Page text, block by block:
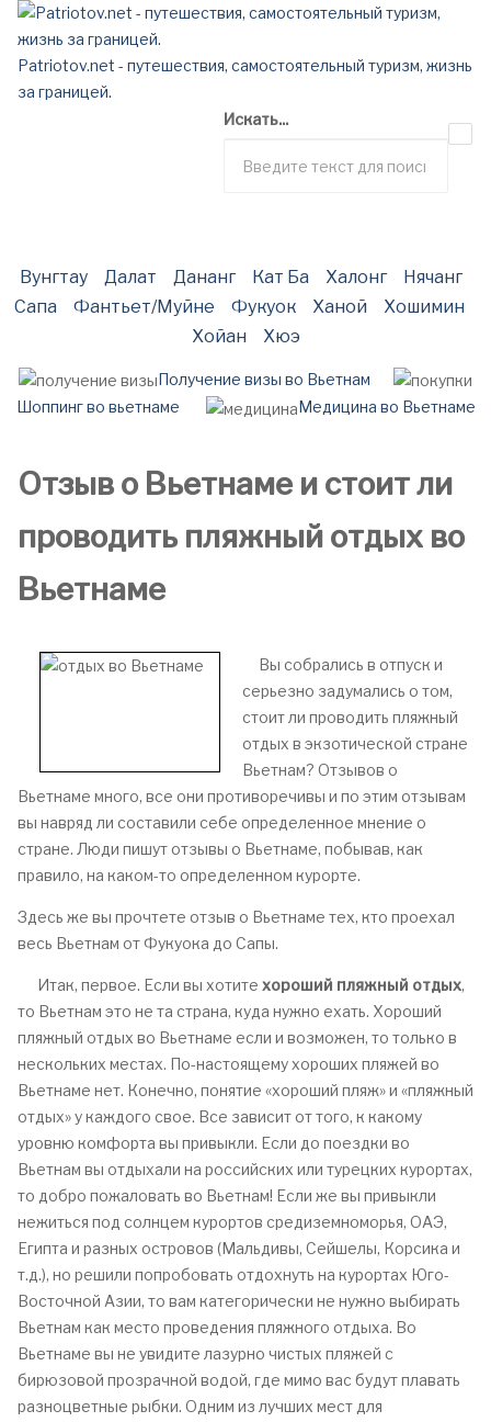
Patriotov.net - путешествия, самостоятельный туризм, жизнь
за границей.
Искать...
Вунгтау Далат Дананг Кат Ба Халонг
Нячанг
Сапа
Фантьет/Муйне Фукуок Ханой
Хошимин
Хойан
Хюэ
Получение визы во Вьетнам
Шоппинг во вьетнаме
Медицина во Вьетнаме
Отзыв о Вьетнаме и стоит ли
проводить пляжный отдых во
Вьетнаме
Вы собрались в отпуск и
серьезно задумались о том,
стоит ли проводить пляжный
отдых в экзотической стране
Вьетнам? Отзывов о
Вьетнаме много, все они противоречивы и по этим отзывам
вы навряд ли составили себе определенное мнение о
стране. Люди пишут отзывы о Вьетнаме, побывав, как
правило, на каком-то определенном курорте.
Здесь же вы прочтете отзыв о Вьетнаме тех, кто проехал
весь Вьетнам от Фукуока до Сапы.
Итак, первое. Если вы хотите хороший пляжный отдых,
то Вьетнам это не та страна, куда нужно ехать. Хороший
пляжный отдых во Вьетнаме если и возможен, то только в
нескольких местах. По-настоящему хороших пляжей во
Вьетнаме нет. Конечно, понятие «хороший пляж» и «пляжный
отдых» у каждого свое. Все зависит от того, к какому
уровню комфорта вы привыкли. Если до поездки во
Вьетнам вы отдыхали на российских или турецких курортах,
то добро пожаловать во Вьетнам! Если же вы привыкли
нежиться под солнцем курортов средиземноморья, ОАЭ,
Египта и разных островов (Мальдивы, Сейшелы, Корсика и
т.д.), но решили попробовать отдохнуть на курортах Юго-
Восточной Азии, то вам категорически не нужно выбирать
Вьетнам как место проведения пляжного отдыха. Во
Вьетнаме вы не увидите лазурно чистых пляжей с
бирюзовой прозрачной водой, где мимо вас будут плавать
разноцветные рыбки. Одним из лучших мест для